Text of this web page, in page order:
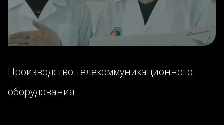
Производство телекоммуникационного
оборудования